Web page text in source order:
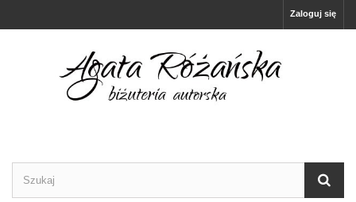
Zaloguj się